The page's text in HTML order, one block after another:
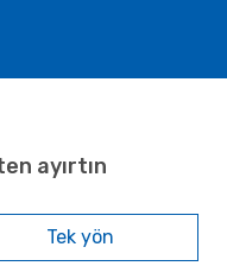
ayırtın
Tek yön